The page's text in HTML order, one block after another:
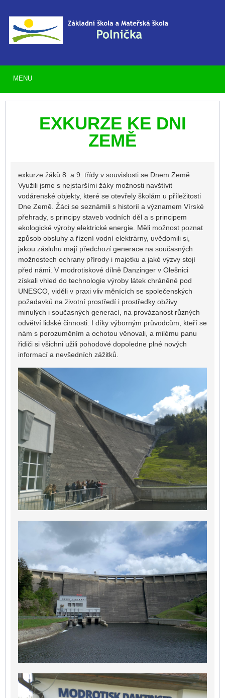
EXKURZE KE DNI
ZEMĚ
exkurze žáků 8. a 9. třídy v souvislosti se Dnem Země
Využili jsme s nejstaršími žáky možnosti navštívit
vodárenské objekty, které se otevřely školám u příležitosti
Dne Země. Žáci se seznámili s historií a významem Vírské
přehrady, s principy staveb vodních děl a s principem
ekologické výroby elektrické energie. Měli možnost poznat
způsob obsluhy a řízení vodní elektrárny, uvědomili si,
jakou zásluhu mají předchozí generace na současných
možnostech ochrany přírody i majetku a jaké výzvy stojí
před námi. V modrotiskové dílně Danzinger v Olešnici
získali vhled do technologie výroby látek chráněné pod
UNESCO, viděli v praxi vliv měnících se společenských
požadavků na životní prostředí i prostředky obživy
minulých i současných generací, na provázanost různých
odvětví lidské činnosti. I díky výborným průvodcům, kteří se
nám s porozuměním a ochotou věnovali, a milému panu
řidiči si všichni užili pohodové dopoledne plné nových
informací a nevšedních zážitků.
MENU